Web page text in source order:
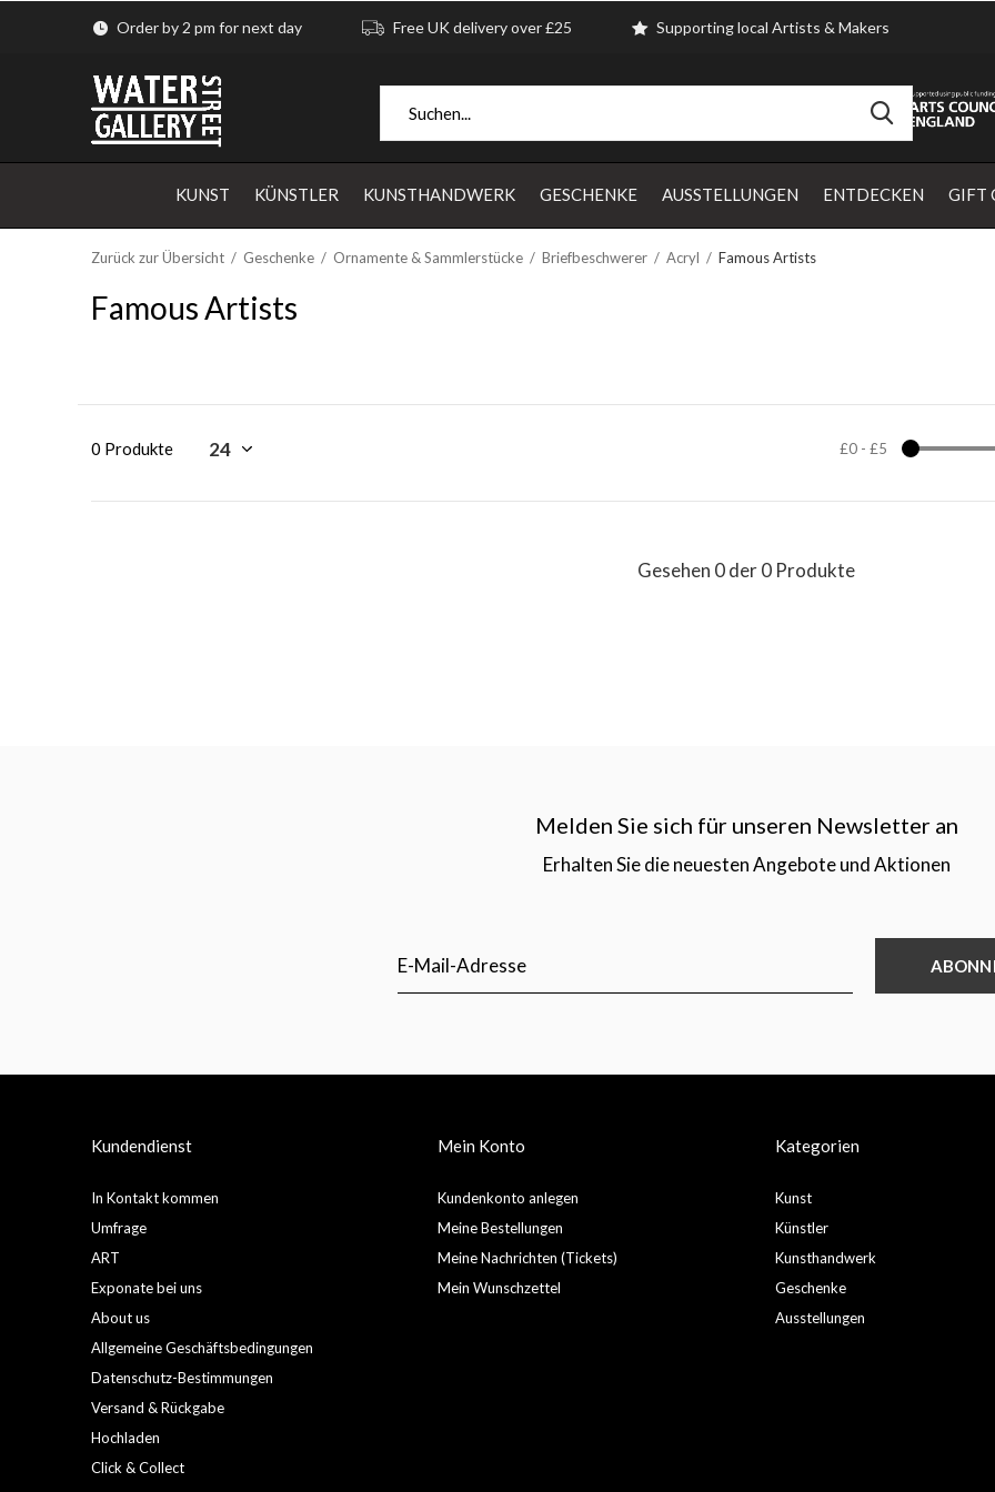
KUNST KÜNSTLER KUNSTHANDWERK GESCHENKE AUSSTELLUNGEN ENTDECKEN GIFT
Order by 2 pm for next day Free UK delivery over £25 Supporting local Artists & Makers
Zurück zur Übersicht Geschenke Ornamente & Sammlerstücke Briefbeschwerer Acryl Famous Artists
Famous Artists
0 Produkte £0- £5
Gesehen 0 der 0 Produkte
Melden Sie sich für unseren Newsletter an
Erhalten Sie die neuesten Angebote und Aktionen
Kundendienst
In Kontakt kommen
Umfrage
ART
Exponate bei uns
About us
Allgemeine Geschäftsbedingungen
Datenschutz-Bestimmungen
Versand & Rückgabe
Hochladen
Click & Collect
Mein Konto
Kundenkonto anlegen
Meine Bestellungen
Meine Nachrichten (Tickets)
Mein Wunschzettel
Kategorien
Kunst
Künstler
Kunsthandwerk
Geschenke
Ausstellungen